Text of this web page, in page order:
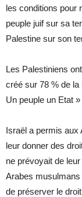
les conditions pour
peuple juif sur sa
Palestine sur son
Les Palestiniens
créé sur 78 % de
Un peuple un Etat
Israël a permis aux
leur donner des
ne prévoyait de
Arabes
de préserver le